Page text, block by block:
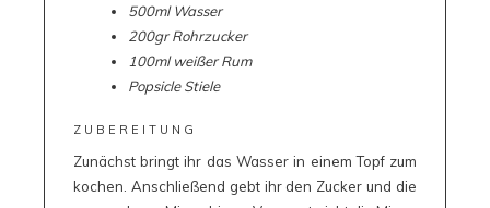
500ml Wasser
200gr Rohrzucker
100ml weißer Rum
Popsicle Stiele
ZUBEREITUNG
Zunächst bringt ihr das Wasser in einem Topf zum
kochen. Anschließend gebt ihr den Zucker und die